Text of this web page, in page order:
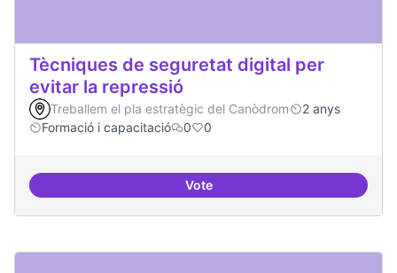
Tècniques de seguretat digital per
evitar la repressió
Treballem el pla estratègic del Canòdrom
2 anys
Formació i capacitació
0 0
VoteTècniques de seguretat digital